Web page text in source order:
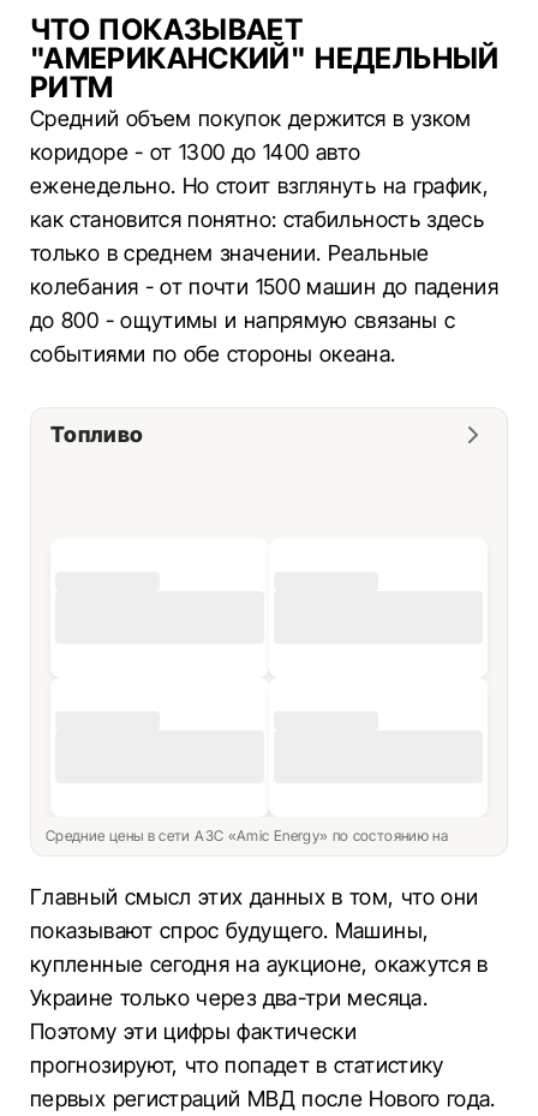
ЧТО ПОКАЗЫВАЕТ
"АМЕРИКАНСКИЙ" НЕДЕЛЬНЫЙ
РИТМ
Средний объем покупок держится в узком
коридоре - от 1300 до 1400 авто
еженедельно. Но стоит взглянуть на график,
как становится понятно: стабильность здесь
только в среднем значении. Реальные
колебания - от почти 1500 машин до падения
до 800 - ощутимы и напрямую связаны с
событиями по обе стороны океана.
Топливо
Средние цены в сети АЗС «Amic Energy» по состоянию на
Главный смысл этих данных в том, что они
показывают спрос будущего. Машины,
купленные сегодня на аукционе, окажутся в
Украине только через два-три месяца.
Поэтому эти цифры фактически
прогнозируют, что попадет в статистику
первых регистраций МВД после Нового года.